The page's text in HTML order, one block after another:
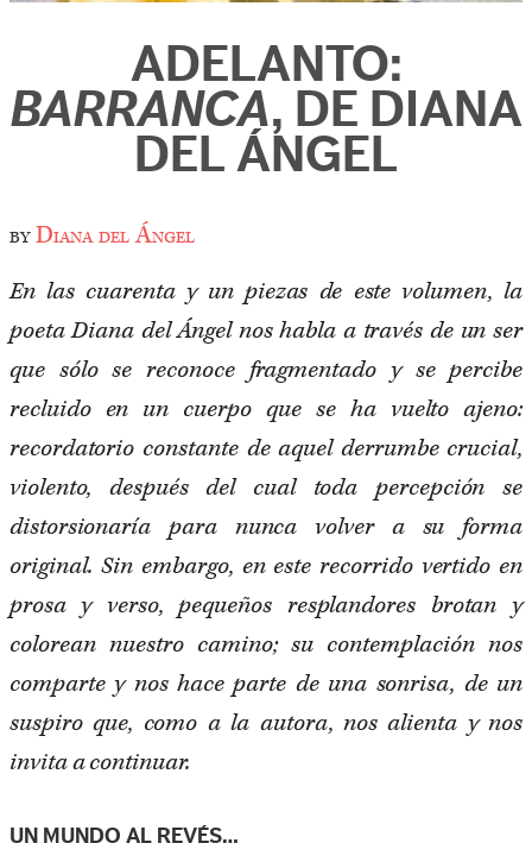
ADELANTO:
BARRANCA, DE DIANA
DEL ÁNGEL
byDiana del Ángel
En las cuarenta y un piezas de este volumen, la
poeta Diana del Ángel nos habla a través de un ser
que sólo se reconoce fragmentado y se percibe
recluido en un cuerpo que se ha vuelto ajeno:
recordatorio constante de aquel derrumbe crucial,
violento, después del cual toda percepción se
distorsionaría para nunca volver a su forma
original. Sin embargo, en este recorrido vertido en
prosa y verso, pequeños resplandores brotan y
colorean nuestro camino; su contemplación nos
comparte y nos hace parte de una sonrisa, de un
suspiro que, como a la autora, nos alienta y nos
invita a continuar.
UN MUNDO AL REVÉS…